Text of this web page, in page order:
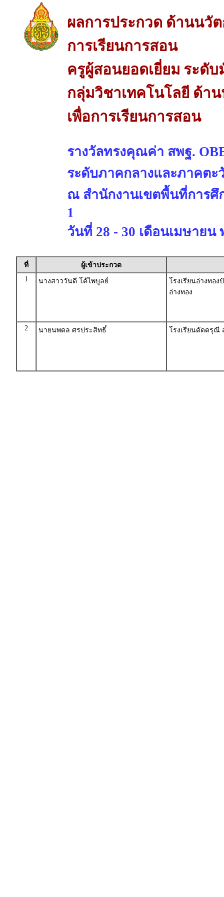
ผลการประกวด ด้านนวั
การเรียนการสอน
ครูผู้สอนยอดเยี่ยม ระดั
กลุ่มวิชาเทคโนโลยี ด้า
เพื่อการเรียนการสอน
รางวัลทรงคุณค่า สพฐ.
ระดับภาคกลางและภาคตะ
ณ สำนักงานเขตพื้นที่การศึ
1
วันที่ 28 - 30 เดือนเมษายน
ที่
ผู้เข้าประกวด
1
นางสาววันดี โค้ไพบูลย์
โรงเรียนอ่างทอ
อ่างทอง
2 นายนพดล ศรประสิทธิ์ โรงเรียนดัดดรุณี